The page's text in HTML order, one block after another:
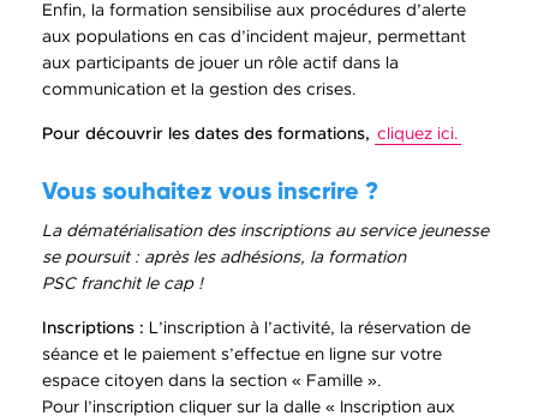
Enfin, la formation sensibilise aux procédures d’alerte
aux populations en cas d’incident majeur, permettant
aux participants de jouer un rôle actif dans la
communication et la gestion des crises.
Pour découvrir les dates des formations, cliquez ici.
Vous souhaitez vous inscrire ?
La dématérialisation des inscriptions au service jeunesse
se poursuit : après les adhésions, la formation
PSC franchit le cap !
Inscriptions : L’inscription à l’activité, la réservation de
séance et le paiement s’effectue en ligne sur votre
espace citoyen dans la section « Famille ».
Pour l’inscription cliquer sur la dalle « Inscription aux